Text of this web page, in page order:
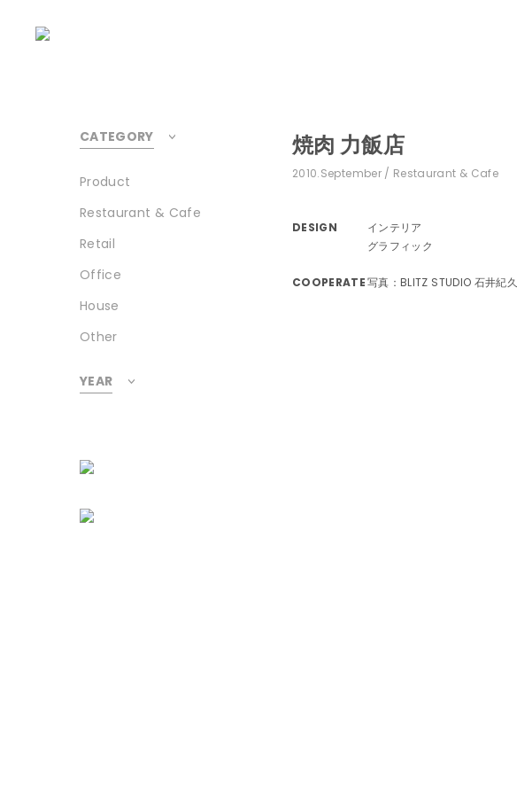
CATEGORY
Product
Restaurant & Cafe
Retail
Office
House
Other
YEAR
焼肉 力飯店
2010.September Restaurant & Cafe
DESIGN
インテリア
グラフィック
COOPERATE写真：BLITZ STUDIO 石井紀久